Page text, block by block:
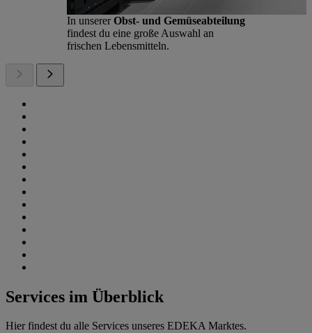
In unsererObst- und Gemüseabteilung
findest du eine große Auswahl an
frischen Lebensmitteln.
Services im Überblick
Hier findest du alle Services unseres EDEKA Marktes.